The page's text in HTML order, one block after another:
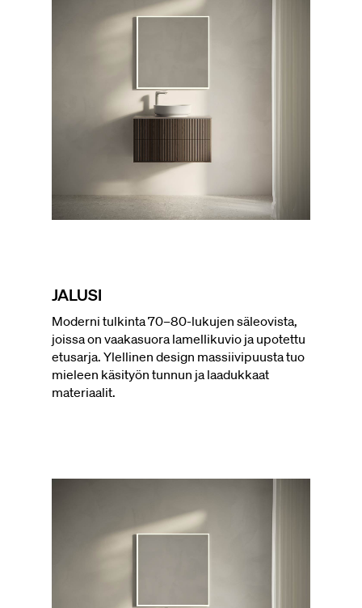
JALUSI
Moderni tulkinta 70–80-lukujen säleovista,
joissa on vaakasuora lamellikuvio ja upotettu
etusarja. Ylellinen design massiivipuusta tuo
mieleen käsityön tunnun ja laadukkaat
materiaalit.